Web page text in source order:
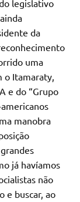
legislativo
da
uma
o Itamaraty,
e do “Grupo
manobra
já havíamos
não
e buscar, ao